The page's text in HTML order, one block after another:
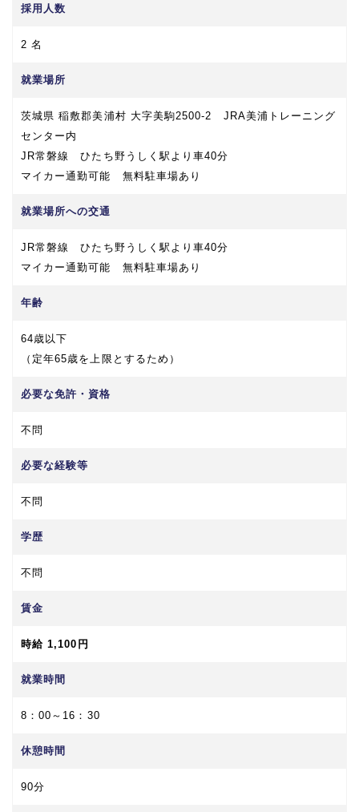
採用人数
2 名
就業場所
茨城県 稲敷郡美浦村 大字美駒2500-2 JRA美浦トレーニング
センター内
JR常磐線 ひたち野うしく駅より車40分
マイカー通勤可能 無料駐車場あり
就業場所への交通
JR常磐線 ひたち野うしく駅より車40分
マイカー通勤可能 無料駐車場あり
年齢
64歳以下
（定年65歳を上限とするため）
必要な免許・資格
不問
必要な経験等
不問
学歴
不問
賃金
時給 1,100円
就業時間
8：00～16：30
休憩時間
90分